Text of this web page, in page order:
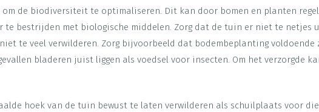
de biodiversiteit te optimaliseren. Dit kan door bomen en planten
bestrijden met biologische middelen. Zorg dat de tuin er niet te netjes
te veel verwilderen. Zorg bijvoorbeeld dat bodembeplanting
bladeren juist liggen als voedsel voor insecten. Om het verzorgde
hoek van de tuin bewust te laten verwilderen als schuilplaats voor